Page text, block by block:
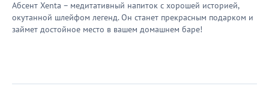
Абсент Xenta – медитативный напиток с хорошей историей,
окутанной шлейфом легенд. Он станет прекрасным подарком и
займет достойное место в вашем домашнем баре!